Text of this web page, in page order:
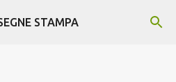
principali
STAMPA